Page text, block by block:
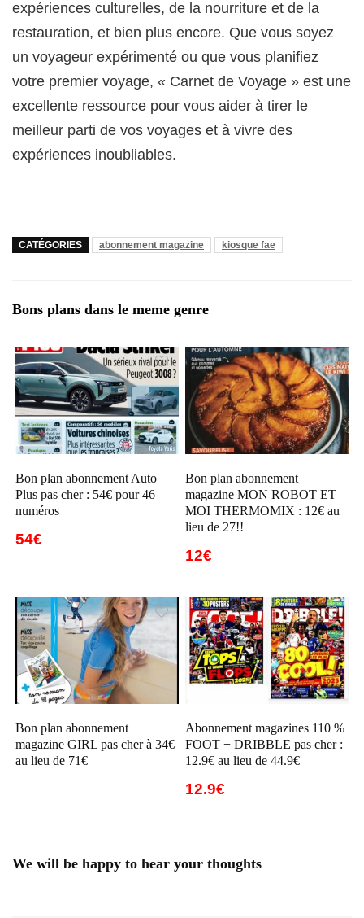
expériences culturelles, de la nourriture et de la
restauration, et bien plus encore. Que vous soyez
un voyageur expérimenté ou que vous planifiez
votre premier voyage, « Carnet de Voyage » est une
excellente ressource pour vous aider à tirer le
meilleur parti de vos voyages et à vivre des
expériences inoubliables.
CATÉGORIES abonnement magazine kiosque fae
Bons plans dans le meme genre
Bon plan abonnement Auto
Plus pas cher : 54€ pour 46
numéros
54€
Bon plan abonnement
magazine MON ROBOT ET
MOI THERMOMIX : 12€ au
lieu de 27!!
12€
Bon plan abonnement
magazine GIRL pas cher à 34€
au lieu de 71€
Abonnement magazines 110 %
FOOT + DRIBBLE pas cher :
12.9€ au lieu de 44.9€
12.9€
We will be happy to hear your thoughts